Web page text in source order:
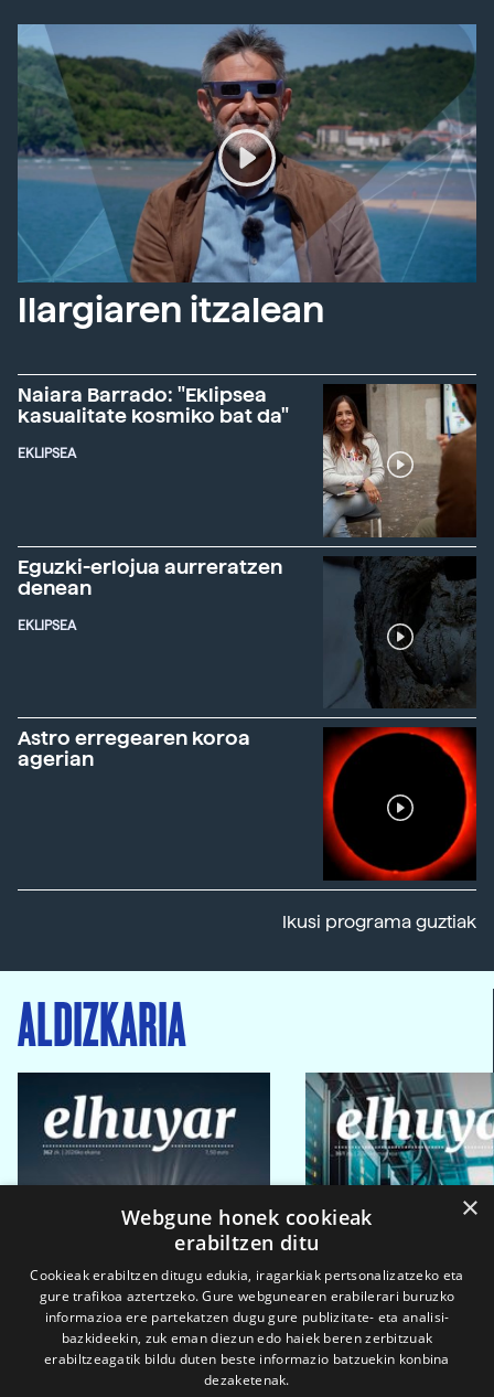
Ilargiaren itzalean
Naiara Barrado: "Eklipsea
kasualitate kosmiko bat da"
EKLIPSEA
Eguzki-erlojua aurreratzen
denean
EKLIPSEA
Astro erregearen koroa
agerian
Ikusi programa guztiak
ALDIZKARIA
×
Webgune honek cookieak
erabiltzen ditu
Cookieak erabiltzen ditugu edukia, iragarkiak pertsonalizatzeko eta
gure trafikoa aztertzeko. Gure webgunearen erabilerari buruzko
informazioa ere partekatzen dugu gure publizitate- eta analisi-
bazkideekin, zuk eman diezun edo haiek beren zerbitzuak
erabiltzeagatik bildu duten beste informazio batzuekin konbina
dezaketenak.